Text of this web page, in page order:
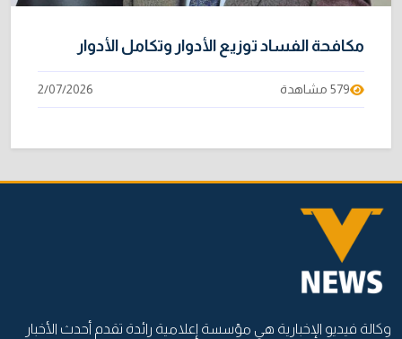
مكافحة الفساد توزيع الأدوار وتكامل الأدوار
579 مشاهدة 2/07/2026
وكالة فيديو الإخبارية هي مؤسسة إعلامية رائدة تقدم أحدث الأخبار